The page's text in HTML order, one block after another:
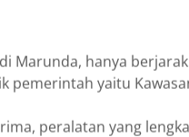
Marunda, hanya
pemerintah yaitu
peralatan yang